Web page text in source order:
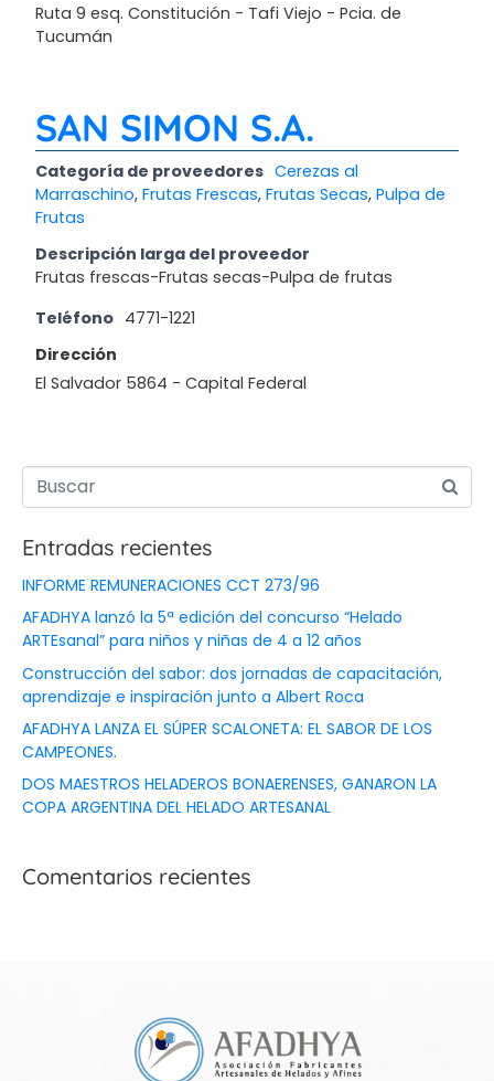
Ruta 9 esq. Constitución - Tafi Viejo - Pcia. de
Tucumán
SAN SIMON S.A.
Categoría de proveedores Cerezas al
Marraschino, Frutas Frescas, Frutas Secas, Pulpa de
Frutas
Descripción larga del proveedor
Frutas frescas-Frutas secas-Pulpa de frutas
Teléfono 4771-1221
Dirección
El Salvador 5864 - Capital Federal
Entradas recientes
INFORME REMUNERACIONES CCT 273/96
AFADHYA lanzó la 5ª edición del concurso “Helado
ARTEsanal” para niños y niñas de 4 a 12 años
Construcción del sabor: dos jornadas de capacitación,
aprendizaje e inspiración junto a Albert Roca
AFADHYA LANZA EL SÚPER SCALONETA: EL SABOR DE LOS
CAMPEONES.
DOS MAESTROS HELADEROS BONAERENSES, GANARON LA
COPA ARGENTINA DEL HELADO ARTESANAL
Comentarios recientes